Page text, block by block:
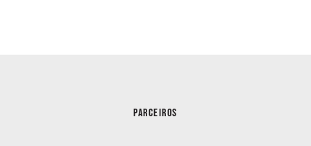
PARCEIROS